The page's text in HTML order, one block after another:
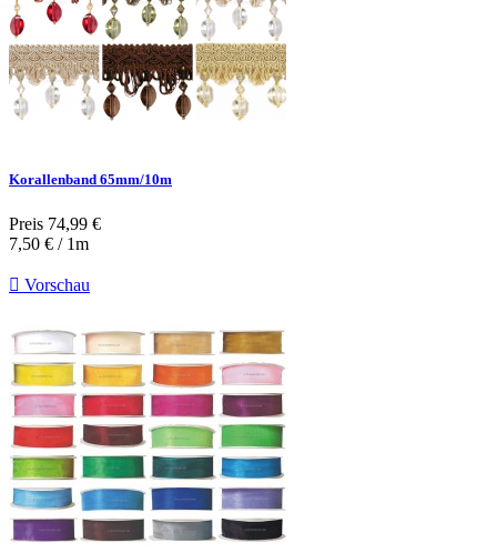
Korallenband 65mm/10m
Preis 74,99 €
7,50 € / 1m
 Vorschau